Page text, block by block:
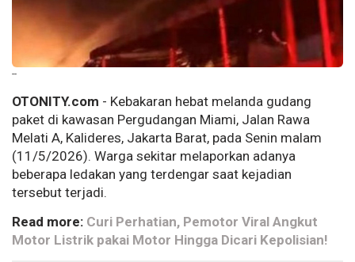
--
OTONITY.com - Kebakaran hebat melanda gudang
paket di kawasan Pergudangan Miami, Jalan Rawa
Melati A, Kalideres, Jakarta Barat, pada Senin malam
(11/5/2026). Warga sekitar melaporkan adanya
beberapa ledakan yang terdengar saat kejadian
tersebut terjadi.
Read more: Curi Perhatian, Pemotor Viral Angkut
Motor Listrik pakai Motor Hingga Dicari Kepolisian!